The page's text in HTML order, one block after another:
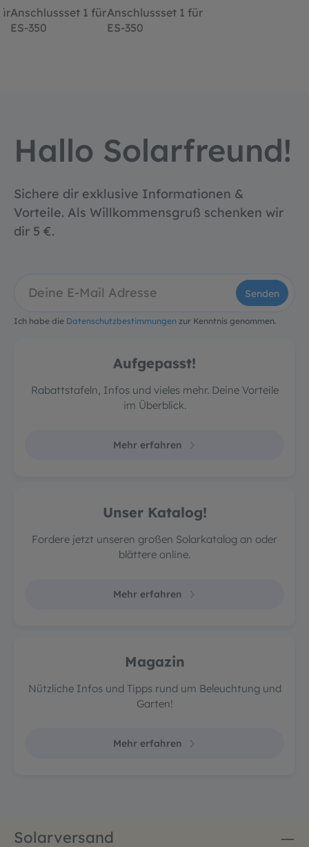
Anschlussset 1 für
ES-350
Anschlussset 1 für
ES-350
Hallo Solarfreund!
Sichere dir exklusive Informationen &
Vorteile. Als Willkommensgruß schenken wir
dir 5 €.
Senden
Ich habe die Datenschutzbestimmungen zur Kenntnis genommen.
Aufgepasst!
Rabattstafeln, Infos und vieles mehr. Deine Vorteile
im Überblick.
Mehr erfahren
Unser Katalog!
Fordere jetzt unseren großen Solarkatalog an oder
blättere online.
Mehr erfahren
Magazin
Nützliche Infos und Tipps rund um Beleuchtung und
Garten!
Mehr erfahren
Solarversand